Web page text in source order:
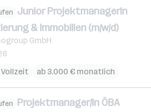
Junior ProjektmanagerIn
& Immobilien (m/w/d)
GmbH
Vollzeit ab 3.000 € monatlich
Projektmanager/in ÖBA